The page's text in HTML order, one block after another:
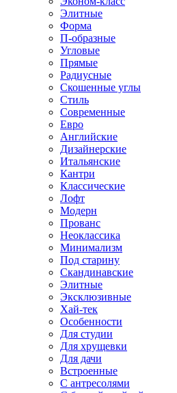
Элитные
Форма
П-образные
Угловые
Прямые
Радиусные
Скошенные углы
Стиль
Современные
Евро
Английские
Дизайнерские
Итальянские
Кантри
Классические
Лофт
Модерн
Прованс
Неоклассика
Минимализм
Под старину
Скандинавские
Элитные
Эксклюзивные
Хай-тек
Особенности
Для студии
Для хрущевки
Для дачи
Встроенные
С антресолями